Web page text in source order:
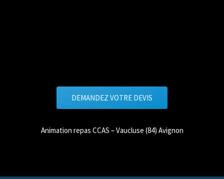
DEMANDEZ VOTRE DEVIS
Animation repas CCAS – Vaucluse (84) Avignon